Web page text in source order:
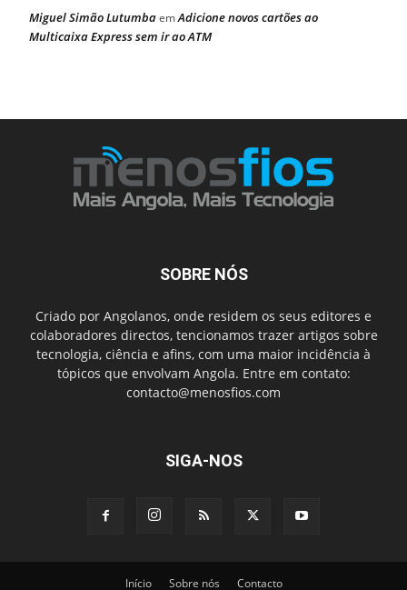
Miguel Simão LutumbaemAdicione novos cartões ao
Multicaixa Express sem ir ao ATM
SOBRE NÓS
Criado por Angolanos, onde residem os seus editores e
colaboradores directos, tencionamos trazer artigos sobre
tecnologia, ciência e afins, com uma maior incidência à
tópicos que envolvam Angola. Entre em contato:
contacto@menosfios.com
SIGA-NOS
Início Sobre nós Contacto